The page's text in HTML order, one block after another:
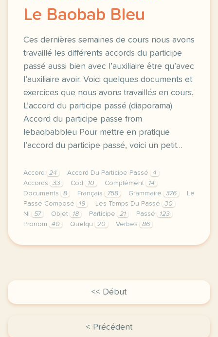
Le Baobab Bleu
Ces dernières semaines de cours nous avons
travaillé les différents accords du participe
passé aussi bien avec l’auxiliaire être qu’avec
l’auxiliaire avoir. Voici quelques documents et
exercices que nous avons travaillés en cours.
L’accord du participe passé (diaporama)
Accord du participe passe from
lebaobabbleu Pour mettre en pratique
l’accord du participe passé, voici un petit…
Accord 24 Accord Du Participe Passé
4
Accords
33 Cod 10 Complément
14
Documents
8 Français 758 Grammaire 376
Le
Passé Composé
19 Les Temps Du Passé
30
Ni
57 Objet 18 Participe 21 Passé
123
Pronom
40 Quelqu 20 Verbes 86
image 9ifranceza blogspot comces dernieres
<< Début
< Précédent